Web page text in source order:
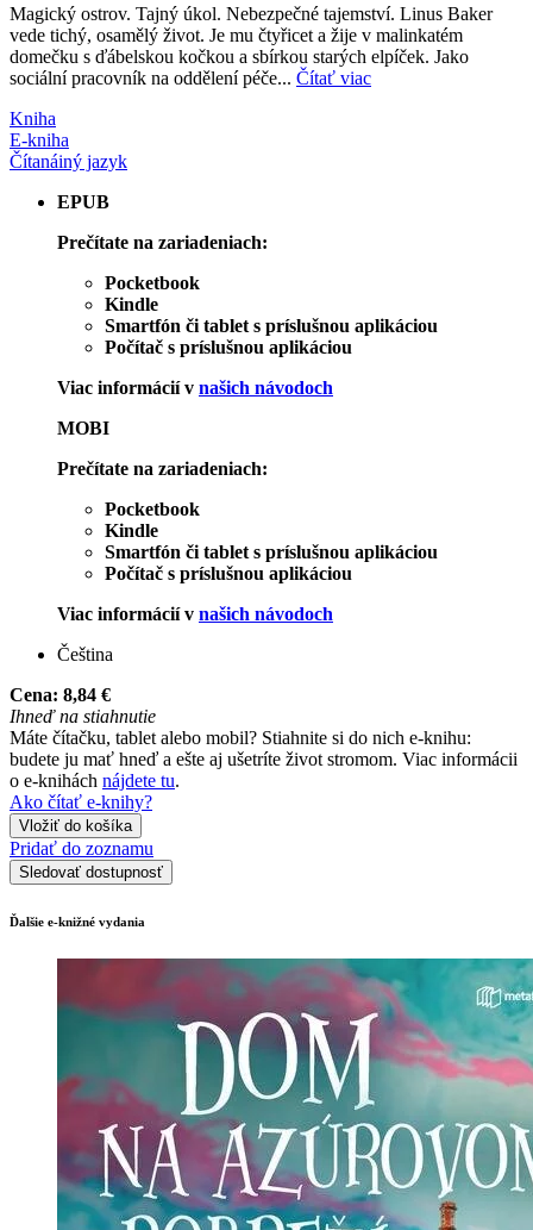
Magický ostrov. Tajný úkol. Nebezpečné tajemství. Linus Baker
vede tichý, osamělý život. Je mu čtyřicet a žije v malinkatém
domečku s ďábelskou kočkou a sbírkou starých elpíček. Jako
sociální pracovník na oddělení péče... Čítať viac
Kniha
E-kniha
Čítanáiný jazyk
EPUB
Prečítate na zariadeniach:
Pocketbook
Kindle
Smartfón či tablet s príslušnou aplikáciou
Počítač s príslušnou aplikáciou
Viac informácií v našich návodoch
MOBI
Prečítate na zariadeniach:
Pocketbook
Kindle
Smartfón či tablet s príslušnou aplikáciou
Počítač s príslušnou aplikáciou
Viac informácií v našich návodoch
Čeština
Cena: 8,84 €
Ihneď na stiahnutie
Máte čítačku, tablet alebo mobil? Stiahnite si do nich e-knihu:
budete ju mať hneď a ešte aj ušetríte život stromom. Viac informácii
o e-knihách nájdete tu.
Ako čítať e-knihy?
Vložiť do košíka
Pridať do zoznamu
Sledovať dostupnosť
Ďalšie e-knižné vydania